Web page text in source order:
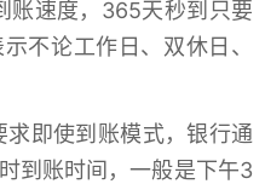
速度，365天秒到只要
不论工作日、双休日、
即使到账模式，银行通
到账时间，一般是下午3